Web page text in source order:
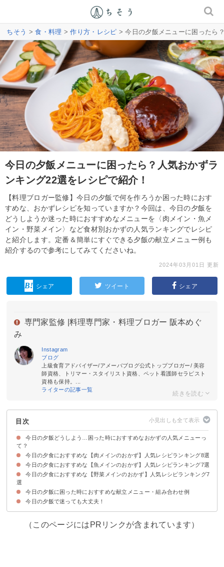
ちそう >食・料理 >作り方・レシピ > 今日の夕飯メニューに困ったら
今日の夕飯メニューに困ったら？人気おかずラ
ンキング22選をレシピで紹介！
【料理ブロガー監修】今日の夕飯で何を作ろうか困った時におす
すめな、おかずレシピを知っていますか？今回は、今日の夕飯を
どうしようか迷った時におすすめなメニューを〈肉メイン・魚メ
イン・野菜メイン〉など食材別おかずの人気ランキングでレシピ
と紹介します。定番＆簡単にすぐできる夕飯の献立メニュー例も
紹介するので参考にしてみてくださいね。
2024年03月01日 更新
シェア ツイート シェア
専門家監修 | 料理専門家・料理ブロガー 阪本めぐ
み
Instagram
ブログ
上級食育アドバイザー/アメーバブログ公式トップブロガー/ 美容
師資格、トリマー・スタイリスト資格、ペット看護師セラピスト
資格も保持。...
ライターの記事一覧
目次
今日の夕飯どうしよう…困った時におすすめなおかずの人気メニューっ
て？
今日の夕食におすすめな【肉メインのおかず】人気レシピランキング8選
①簡単チーズ入りハムカツ
②豚肉のネギ塩炒め
③プルコギ
④ナスとひき肉のミルフィーユ蒸し
⑤豚ひき肉とキャベツのチャーハン
⑥夏野菜と豚バラ肉の南蛮炒め
⑦レンジで簡単ハンバーグ
⑧鶏ムネ肉のさっぱり梅ダレ
今日の夕食におすすめな【魚メインのおかず】人気レシピランキング7選
①ブリの竜田揚げ
②大根とサバ缶の煮物
③子供が大好きなエビマヨ
④鮭のちゃんちゃん焼き
⑤塩サバのカレー焼き
⑥鮭の焼きコロッケ
⑦白身魚のムニエル
今日の夕食におすすめな【野菜メインのおかず】人気レシピランキング7
選
①もやしと卵の中華あんかけ
②ナスの味噌チーズ焼き
③じゃがいもチーズ餅
④野菜だけ餃子
⑤白菜キムチマヨ炒め
⑥和食の定番肉じゃが
⑦中華風春雨とニラ玉炒め
今日の夕飯に困った時におすすめな献立メニュー・組み合わせ例
献立メニュー例①〜魚を食べたい日の簡単おかず〜
献立メニュー例②〜忙しい日にすぐできるヘルシーな夕飯〜
献立メニュー例③〜食生活が乱れたと感じた時に〜
今日の夕飯で迷っても大丈夫！
（このページにはPRリンクが含まれています）